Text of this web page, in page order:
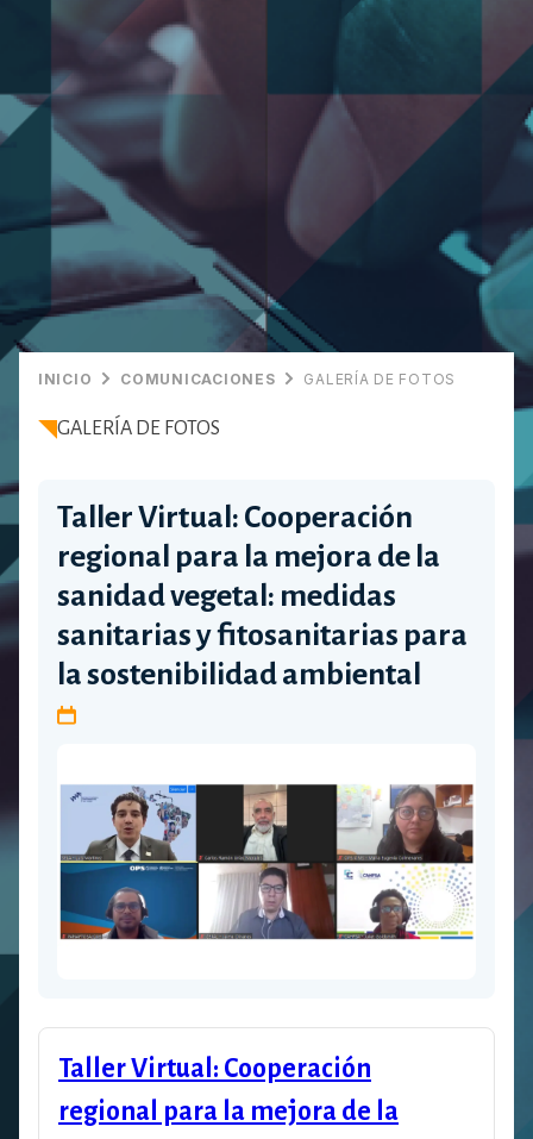
INICIO COMUNICACIONES GALERÍA DE FOTOS
GALERÍA DE FOTOS
Taller Virtual: Cooperación
regional para la mejora de la
sanidad vegetal: medidas
sanitarias y fitosanitarias para
la sostenibilidad ambiental
Taller Virtual: Cooperación
regional para la mejora de la